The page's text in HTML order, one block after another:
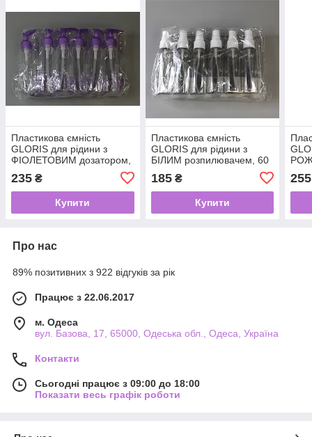
Пластикова ємність
GLORIS для рідини з
ФІОЛЕТОВИМ дозатором,
235 ₴
Купити
Пластикова ємність
GLORIS для рідини з
БІЛИМ розпилювачем, 60
185₴
Купити
255
Про нас
89% позитивних з 922 відгуків за рік
Працює з 22.06.2017
м. Одеса
вул. Базова, 17, 65000, Одеська обл., Одеса, Україна
Контакти
Сьогодні працює з 09:00 до 18:00
Показати весь графік роботи